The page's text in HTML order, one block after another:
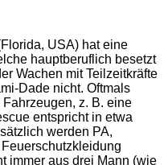
USA) hat eine
hauptberuflich besetzt
Wachen mit Teilzeitkräfte
Dade nicht. Oftmals
z. B. eine
entspricht in etwa
werden PA,
immer aus drei Mann (wie